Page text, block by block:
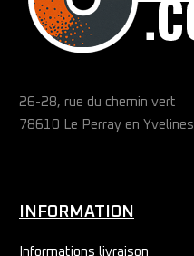
26-28, rue du chemin vert
78610 Le Perray en Yvelines
INFORMATION
Informations livraison